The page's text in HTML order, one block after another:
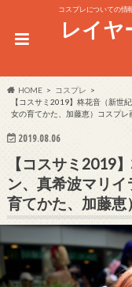
コスプレについての情
レイヤ
HOME
コスプレ
【コスサミ2019】柊花音（新世
女の育てかた、加藤恵）コスプレ
2019.08.06
【コスサミ2019
ン、真希波マリ
育てかた、加藤